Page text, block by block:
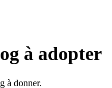
à adopter
à donner.